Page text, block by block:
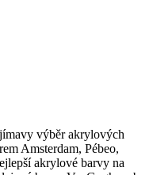
výběr akrylových
Amsterdam, Pébeo,
akrylové barvy na